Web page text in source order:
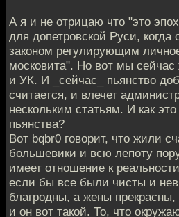
А я и не отрицаю что "это
для допетровской Руси,
законом регулирующим
московита". Но вот мы
и УК. И _сейчас_ пьянство
считается, и влечет
нескольким статьям. И как
пьянства?
Вот bqbr0 говорит, что жили
большевики и всю лепоту
имеет отношение к
если бы все были чисты и
благродны, а жены
и он вот такой. То, что